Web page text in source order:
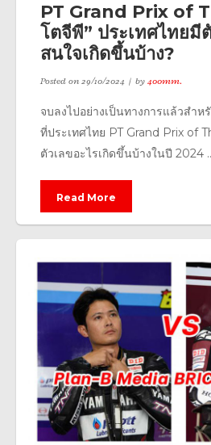
PT Grand Prix of
โตจีพี” ประเทศไทยมี
สนใจเกิดขึ้นบ้าง?
Posted on29/10/2024 by400mm.
จบลงไปอย่างเป็นทางการแล้วสำ
ที่ประเทศไทย PT Grand Prix of
ตัวเลขอะไรเกิดขึ้นบ้างในปี 2024
Read More